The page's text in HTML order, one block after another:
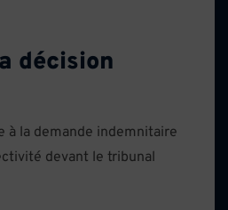
décision
à la demande indemnitaire
devant le tribunal